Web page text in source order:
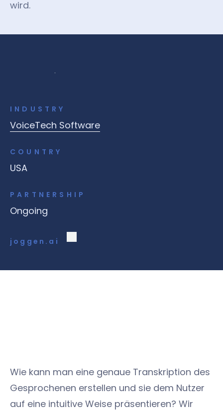
wird.
INDUSTRY
VoiceTech Software
COUNTRY
USA
PARTNERSHIP
Ongoing
joggen.ai
Wie kann man eine genaue Transkription des
Gesprochenen erstellen und sie dem Nutzer
auf eine intuitive Weise präsentieren? Wir